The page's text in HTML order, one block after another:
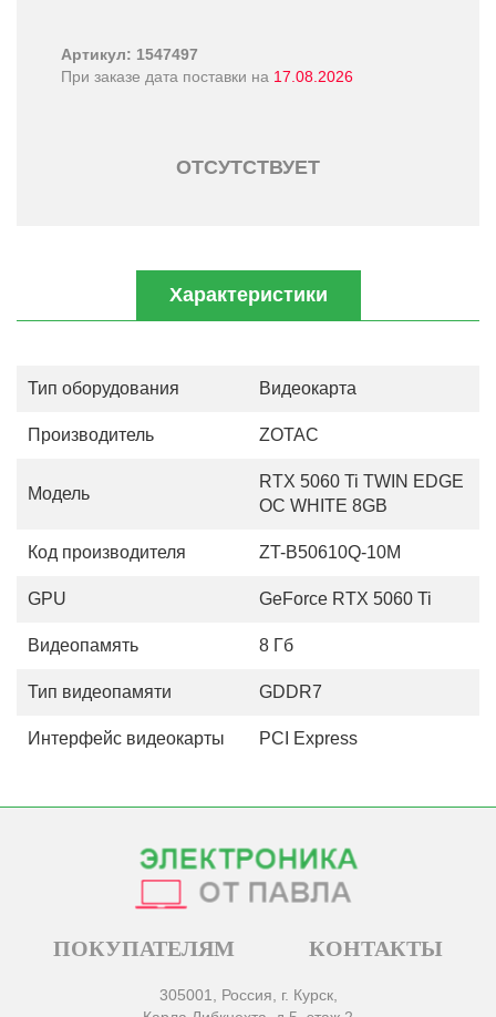
Артикул: 1547497
При заказе дата поставки на 17.08.2026
ОТСУТСТВУЕТ
Характеристики
Тип оборудования Видеокарта
Производитель ZOTAC
Модель
RTX 5060 Ti TWIN EDGE
OC WHITE 8GB
Код производителя ZT-B50610Q-10M
GPU GeForce RTX 5060 Ti
Видеопамять 8 Гб
Тип видеопамяти GDDR7
Интерфейс видеокарты PCI Express
ПОКУПАТЕЛЯМ КОНТАКТЫ
305001, Россия, г. Курск,